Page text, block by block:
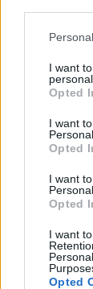
I want
Opted
I want
Opted
I want
Opted
I want
Opted
F/A-
2